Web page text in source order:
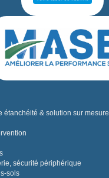
étanchéité & solution sur mesure
sécurité périphérique
sols